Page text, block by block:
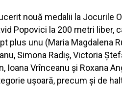
nouă medalii la Jocurile
Popovici la 200 metri liber,
plus unu (Maria Magdalena
Simona Radiș, Victoria
Ioana Vrînceanu și Roxana
ușoară, precum și de